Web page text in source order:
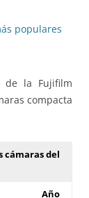
populares
de la Fujifilm
compacta
cámaras del
Año